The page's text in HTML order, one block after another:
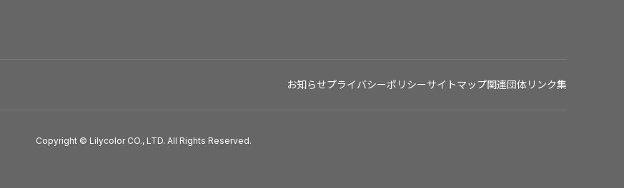
お知らせプライバシーポリシーサイトマップ関連団体リンク集
Copyright © Lilycolor CO., LTD. All Rights Reserved.